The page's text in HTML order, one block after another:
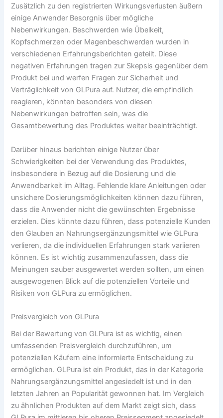
Zusätzlich zu den registrierten Wirkungsverlusten äußern
einige Anwender Besorgnis über mögliche
Nebenwirkungen. Beschwerden wie Übelkeit,
Kopfschmerzen oder Magenbeschwerden wurden in
verschiedenen Erfahrungsberichten geteilt. Diese
negativen Erfahrungen tragen zur Skepsis gegenüber dem
Produkt bei und werfen Fragen zur Sicherheit und
Verträglichkeit von GLPura auf. Nutzer, die empfindlich
reagieren, könnten besonders von diesen
Nebenwirkungen betroffen sein, was die
Gesamtbewertung des Produktes weiter beeinträchtigt.
Darüber hinaus berichten einige Nutzer über
Schwierigkeiten bei der Verwendung des Produktes,
insbesondere in Bezug auf die Dosierung und die
Anwendbarkeit im Alltag. Fehlende klare Anleitungen oder
unsichere Dosierungsmöglichkeiten können dazu führen,
dass die Anwender nicht die gewünschten Ergebnisse
erzielen. Dies könnte dazu führen, dass potenzielle Kunden
den Glauben an Nahrungsergänzungsmittel wie GLPura
verlieren, da die individuellen Erfahrungen stark variieren
können. Es ist wichtig zusammenzufassen, dass die
Meinungen sauber ausgewertet werden sollten, um einen
ausgewogenen Blick auf die potenziellen Vorteile und
Risiken von GLPura zu ermöglichen.
Preisvergleich von GLPura
Bei der Bewertung von GLPura ist es wichtig, einen
umfassenden Preisvergleich durchzuführen, um
potenziellen Käufern eine informierte Entscheidung zu
ermöglichen. GLPura ist ein Produkt, das in der Kategorie
Nahrungsergänzungsmittel angesiedelt ist und in den
letzten Jahren an Popularität gewonnen hat. Im Vergleich
zu ähnlichen Produkten auf dem Markt zeigt sich, dass